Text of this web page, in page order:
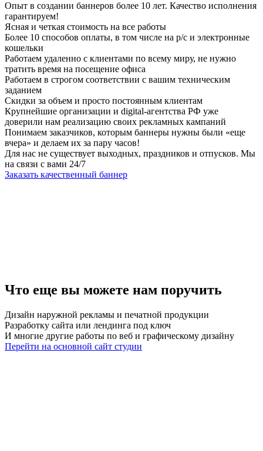
Опыт в создании баннеров более 10 лет. Качество исполнения
гарантируем!
Ясная и четкая стоимость на все работы
Более 10 способов оплаты, в том числе на р/с и электронные
кошельки
Работаем удаленно с клиентами по всему миру, не нужно
тратить время на посещение офиса
Работаем в строгом соответствии с вашим техническим
заданием
Скидки за объем и просто постоянным клиентам
Крупнейшие организации и digital-агентства РФ уже
доверили нам реализацию своих рекламных кампаний
Понимаем заказчиков, которым баннеры нужны были «еще
вчера» и делаем их за пару часов!
Для нас не существует выходных, праздников и отпусков. Мы
на связи с вами 24/7
Заказать качественный баннер
Что еще вы можете нам поручить
Дизайн наружной рекламы и печатной продукции
Разработку сайта или лендинга под ключ
И многие другие работы по веб и графическому дизайну
Перейти на основной сайт студии